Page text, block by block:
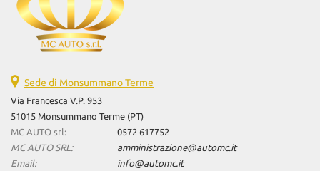
Sede di Monsummano Terme
Via Francesca V.P. 953
51015 Monsummano Terme (PT)
MC AUTO srl:
0572 617752
MC AUTO SRL:
amministrazione@automc.it
Email:
info@automc.it